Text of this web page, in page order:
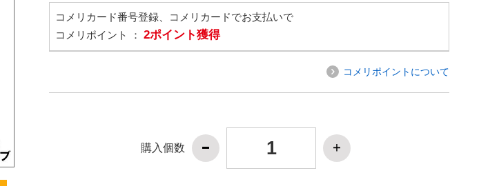
コメリカード番号登録、コメリカードでお支払いで
コメリポイント ： 2ポイント獲得
コメリポイントについて
購入個数